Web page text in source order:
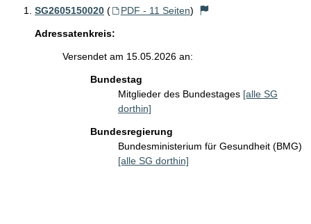
SG2605150020 ( PDF - 11 Seiten)
Adressatenkreis:
Versendet am 15.05.2026 an:
Bundestag
Mitglieder des Bundestages [alle SG
dorthin]
Bundesregierung
Bundesministerium für Gesundheit (BMG)
[alle SG dorthin]